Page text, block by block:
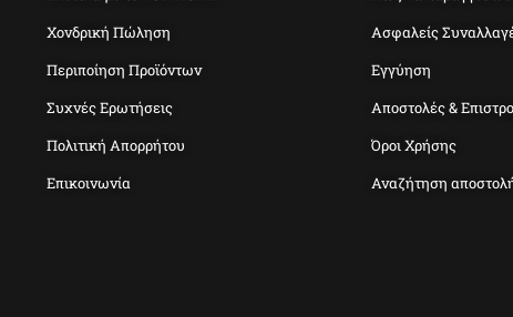
Χονδρική Πώληση
Περιποίηση Προϊόντων
Συχνές Ερωτήσεις
Πολιτική Απορρήτου
Επικοινωνία
Ασφαλείς
Εγγύηση
Αποστολές &
Όροι Χρήσης
Αναζήτηση